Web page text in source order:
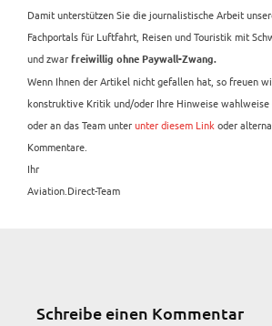
Damit unterstützen Sie die journalistische Arbeit
Fachportals für Luftfahrt, Reisen und Touristik mit
und zwar freiwillig ohne Paywall-Zwang.
Wenn Ihnen der Artikel nicht gefallen hat, so freuen
konstruktive Kritik und/oder Ihre Hinweise
oder an das Team unterunter diesem Link oder
Kommentare.
Ihr
Aviation.Direct-Team
Schreibe einen Kommentar